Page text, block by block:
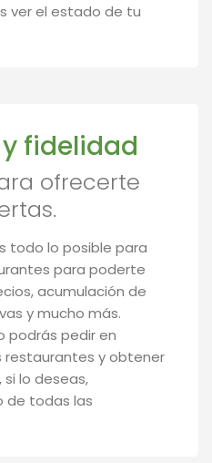
ver el estado de tu
fidelidad
ofrecerte
todo lo posible para
para poderte
acumulación de
y mucho más.
podrás pedir en
restaurantes y obtener
si lo deseas,
de todas las